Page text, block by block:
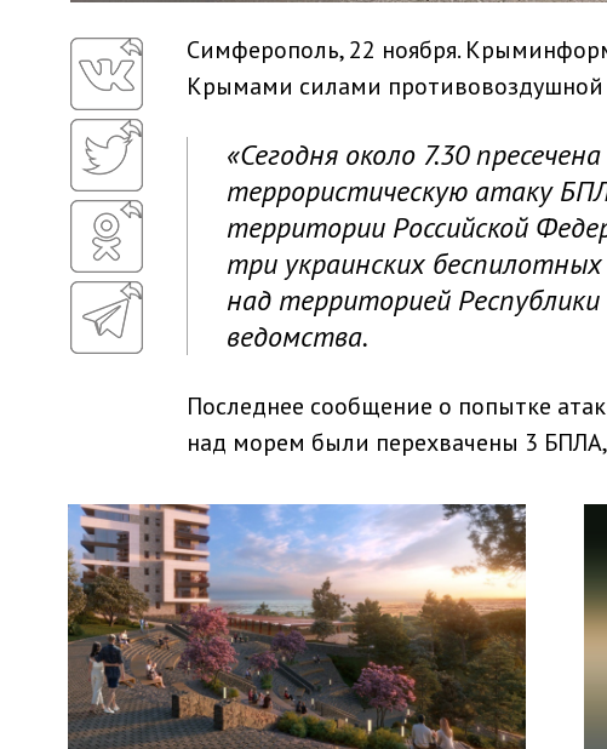
Симферополь, 22 ноября.
Крымами силами
«Сегодня около 7.30
террористическую атаку
территории Российской
три украинских
над территорией
ведомства.
Последнее сообщение о попытке
над морем были перехвачены 3